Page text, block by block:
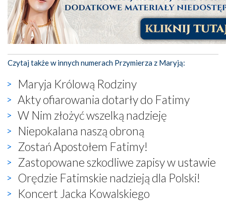
Czytaj także w innych numerach Przymierza z Maryją:
Maryja Królową Rodziny
Akty ofiarowania dotarły do Fatimy
W Nim złożyć wszelką nadzieję
Niepokalana naszą obroną
Zostań Apostołem Fatimy!
Zastopowane szkodliwe zapisy w ustawie
Orędzie Fatimskie nadzieją dla Polski!
Koncert Jacka Kowalskiego